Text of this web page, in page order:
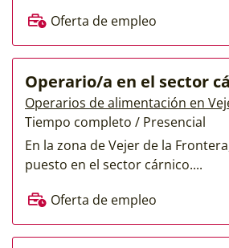
Oferta de empleo
Operario/a en el sector
Operarios de alimentación en
Tiempo completo / Presencial
En la zona de Vejer de la
puesto en el sector cárnico....
Oferta de empleo